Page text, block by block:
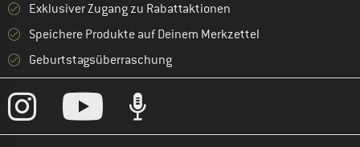
Exklusiver Zugang zu Rabattaktionen
Speichere Produkte auf Deinem Merkzettel
Geburtstagsüberraschung